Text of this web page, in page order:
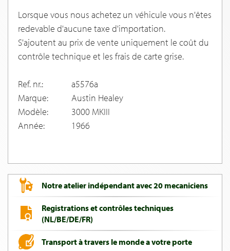
Lorsque vous nous achetez un véhicule vous n'êtes
redevable d'aucune taxe d'importation.
S'ajoutent au prix de vente uniquement le coût du
contrôle technique et les frais de carte grise.
Ref. nr.:
a5576a
Marque:
Austin Healey
Modèle:
3000 MKIII
Année:
1966
Notre atelier indépendant avec 20 mecaniciens
Registrations et contrôles techniques
(NL/BE/DE/FR)
Transport à travers le monde a votre porte